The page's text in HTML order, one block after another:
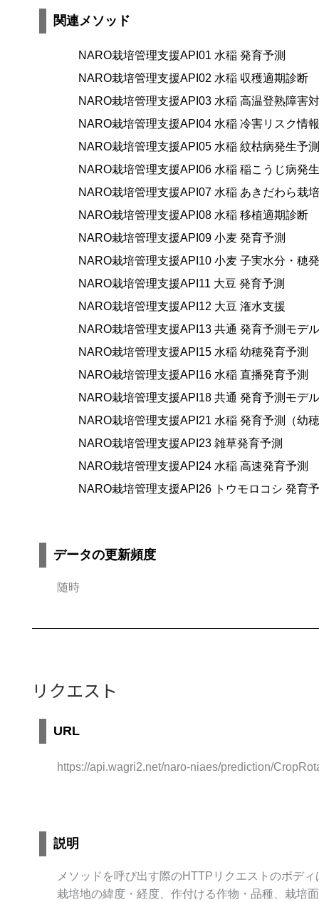
関連メソッド
NARO栽培管理支援API01 水稲 発育予測
NARO栽培管理支援API02 水稲 収穫適期診断
NARO栽培管理支援API03 水稲 高温登熟障害
NARO栽培管理支援API04 水稲 冷害リスク情報
NARO栽培管理支援API05 水稲 紋枯病発生予測
NARO栽培管理支援API06 水稲 稲こうじ病発
NARO栽培管理支援API07 水稲 あきだわら栽
NARO栽培管理支援API08 水稲 移植適期診断
NARO栽培管理支援API09 小麦 発育予測
NARO栽培管理支援API10 小麦 子実水分・穂
NARO栽培管理支援API11 大豆 発育予測
NARO栽培管理支援API12 大豆 潅水支援
NARO栽培管理支援API13 共通 発育予測モデ
NARO栽培管理支援API15 水稲 幼穂発育予測
NARO栽培管理支援API16 水稲 直播発育予測
NARO栽培管理支援API18 共通 発育予測モデ
NARO栽培管理支援API21 水稲 発育予測（幼
NARO栽培管理支援API23 雑草発育予測
NARO栽培管理支援API24 水稲 高速発育予測
NARO栽培管理支援API26 トウモロコシ 発育
データの更新頻度
随時
リクエスト
URL
https://api.wagri2.net/naro-niaes/prediction/
説明
メソッドを呼び出す際のHTTPリクエストのボデ
栽培地の緯度・経度、作付ける作物・品種、栽培